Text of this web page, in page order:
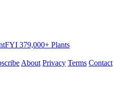
379,000+ Plants
About Privacy Terms Contact